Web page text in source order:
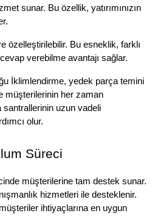
sunar. Bu özellik, yatırımınızın
özelleştirilebilir. Bu esneklik, farklı
verebilme avantajı sağlar.
İklimlendirme, yedek parça temini
müşterilerinin her zaman
santrallerinin uzun vadeli
olur.
Süreci
müşterilerine tam destek sunar.
hizmetleri ile desteklenir.
ihtiyaçlarına en uygun